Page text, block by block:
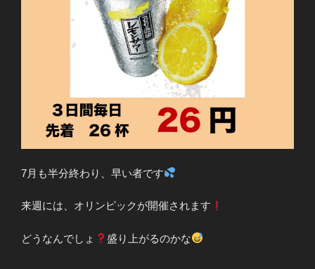
7月も半分終わり、早い者です
来週には、オリンピックが開催されます
どうなんでしょ 盛り上がるのかな